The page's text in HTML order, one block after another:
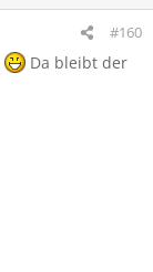
#160
Da bleibt der